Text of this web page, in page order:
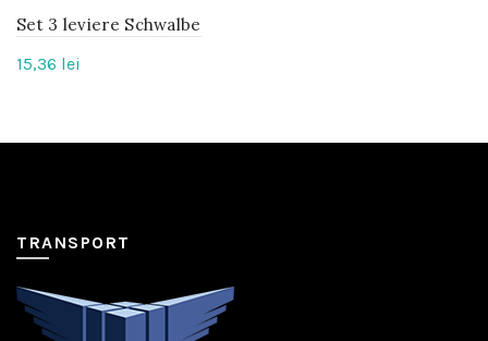
IN
STOC
Set 3 leviere Schwalbe
15,36 lei
TRANSPORT